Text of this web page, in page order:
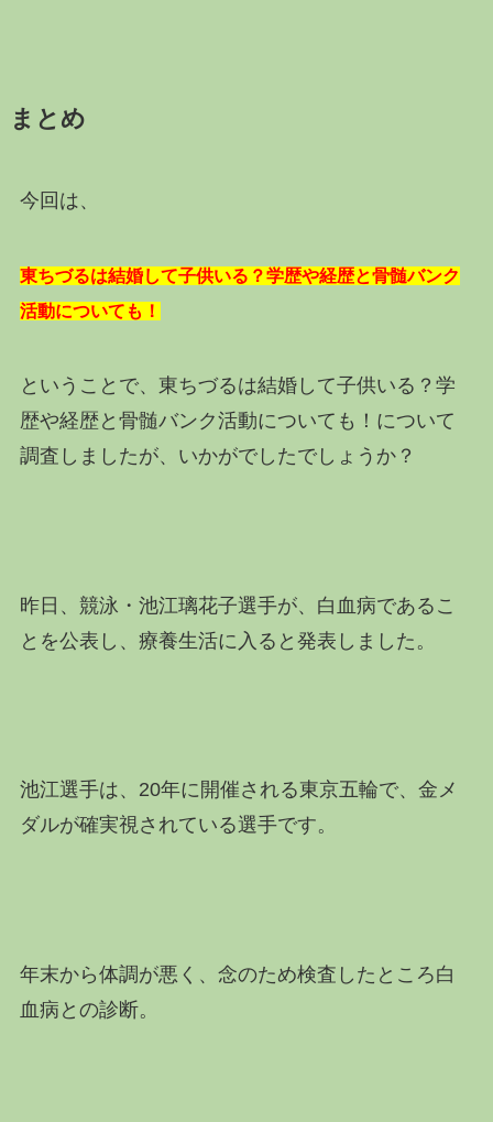
まとめ
今回は、
東ちづるは結婚して子供いる？学歴や経歴と骨髄バンク
活動についても！
ということで、東ちづるは結婚して子供いる？学
歴や経歴と骨髄バンク活動についても！について
調査しましたが、いかがでしたでしょうか？
昨日、競泳・ 池江璃花子選手が、白血病であるこ
とを公表し、療養生活に入ると発表しました。
池江選手は、20年に開催される東京五輪で、金メ
ダルが確実視されている選手です。
年末から体調が悪く、念のため検査したところ白
血病との診断。